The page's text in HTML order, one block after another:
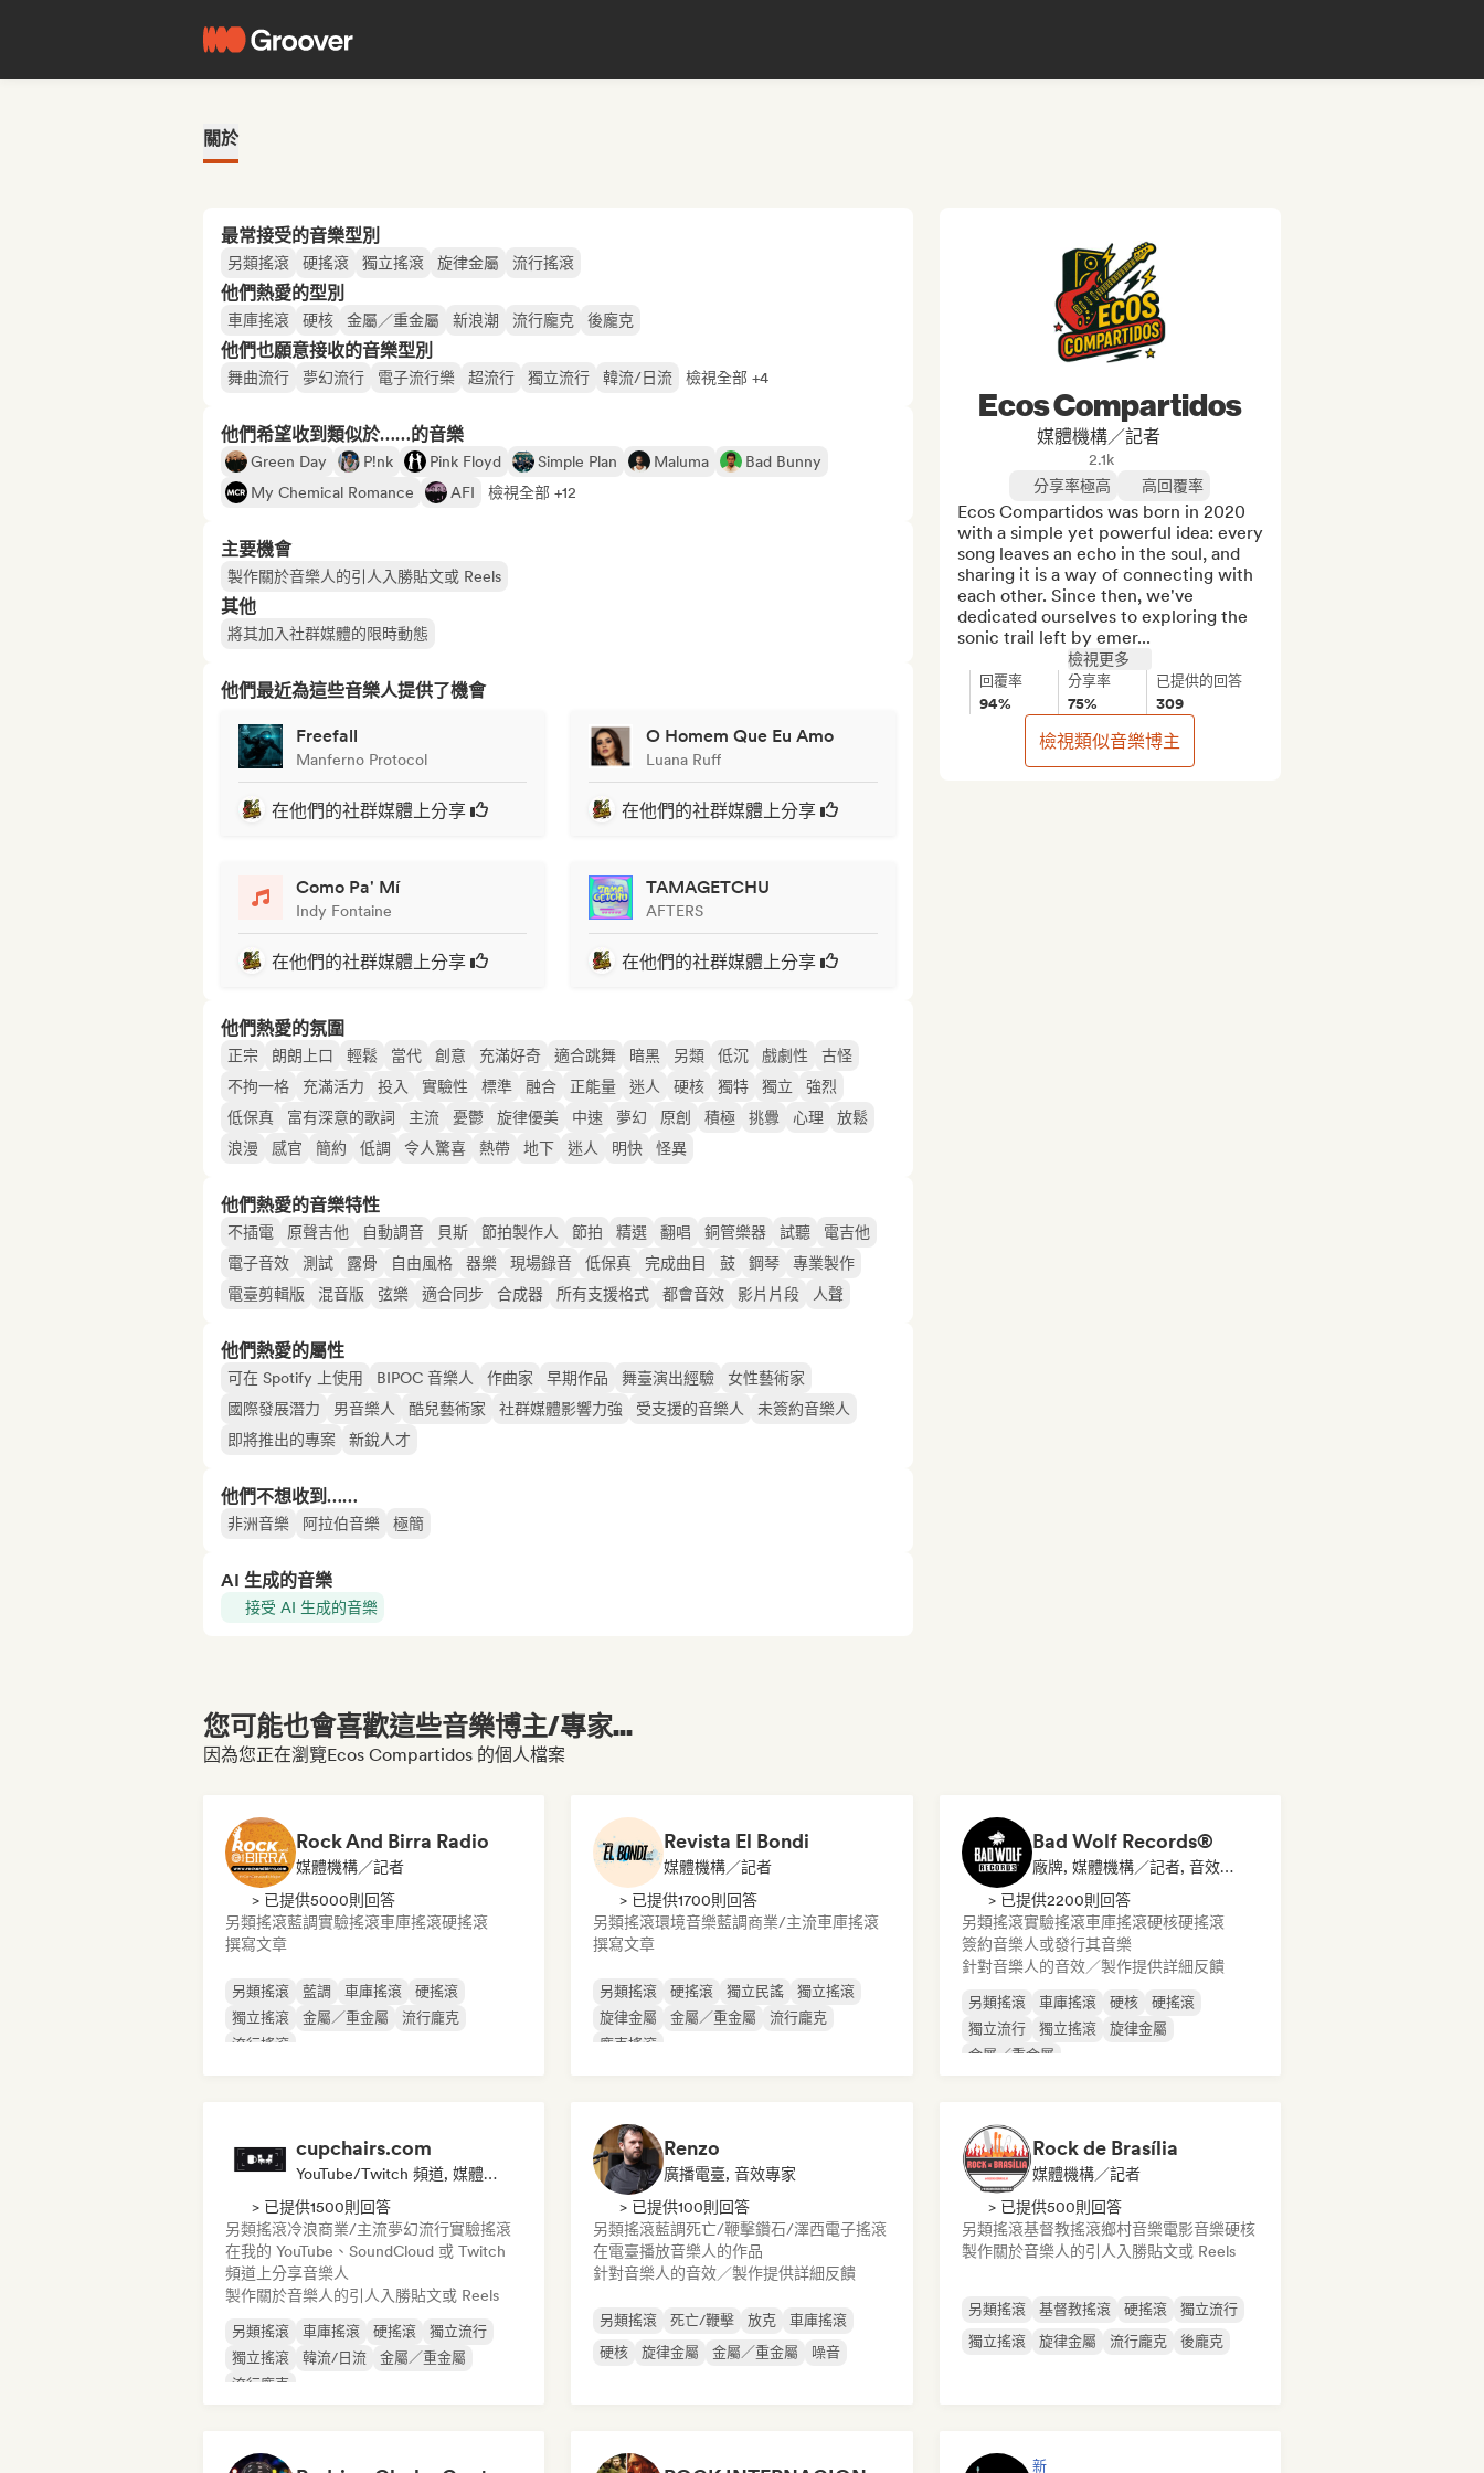
關於
最常接受的音樂型別
另類搖滾 硬搖滾 獨立搖滾 旋律金屬 流行搖滾
他們熱愛的型別
車庫搖滾 硬核 金屬／重金屬 新浪潮 流行龐克 後龐克
他們也願意接收的音樂型別
舞曲流行 夢幻流行 電子流行樂 超流行 獨立流行 韓流/日流 檢視全部 +4
他們希望收到類似於……的音樂
Green Day P!nk Pink Floyd Simple Plan Maluma
Bad Bunny
My Chemical Romance
AFI 檢視全部 +12
主要機會
製作關於音樂人的引人入勝貼文或 Reels
其他
將其加入社群媒體的限時動態
他們最近為這些音樂人提供了機會
Freefall
Manferno Protocol
在他們的社群媒體上分享
O Homem Que Eu Amo
Luana Ruff
在他們的社群媒體上分享
Como Pa' Mí
Indy Fontaine
在他們的社群媒體上分享
TAMAGETCHU
AFTERS
在他們的社群媒體上分享
他們熱愛的氛圍
正宗 朗朗上口 輕鬆 當代 創意 充滿好奇 適合跳舞 暗黑 另類 低沉 戲劇性
古怪
不拘一格
充滿活力 投入 實驗性 標準 融合 正能量 迷人 硬核 獨特 獨立
強烈
低保真
富有深意的歌詞 主流 憂鬱 旋律優美 中速 夢幻 原創 積極 挑釁 心理
放鬆
浪漫
感官 簡約 低調 令人驚喜 熱帶 地下 迷人 明快 怪異
他們熱愛的音樂特性
不插電 原聲吉他 自動調音 貝斯 節拍製作人 節拍 精選 翻唱 銅管樂器 試聽
電吉他
電子音效
測試 露骨 自由風格 器樂 現場錄音 低保真 完成曲目 鼓 鋼琴
專業製作
電臺剪輯版
混音版 弦樂 適合同步 合成器 所有支援格式 都會音效 影片片段 人聲
他們熱愛的屬性
可在 Spotify 上使用 BIPOC 音樂人 作曲家 早期作品 舞臺演出經驗
女性藝術家
國際發展潛力
男音樂人 酷兒藝術家 社群媒體影響力強 受支援的音樂人
未簽約音樂人
即將推出的專案
新銳人才
他們不想收到……
非洲音樂 阿拉伯音樂 極簡
AI 生成的音樂
接受 AI 生成的音樂
Ecos Compartidos
媒體機構／記者
2.1k
分享率極高
高回覆率
Ecos Compartidos was born in 2020
with a simple yet powerful idea: every
song leaves an echo in the soul, and
sharing it is a way of connecting with
each other. Since then, we've
dedicated ourselves to exploring the
sonic trail left by emer...
檢視更多
回覆率
94%
分享率
75%
已提供的回答
309
檢視類似音樂博主
您可能也會喜歡這些音樂博主/專家...
因為您正在瀏覽Ecos Compartidos 的個人檔案
Rock And Birra Radio
媒體機構／記者
> 已提供5000則回答
另類搖滾藍調實驗搖滾車庫搖滾硬搖滾
撰寫文章
另類搖滾 藍調 車庫搖滾
硬搖滾
獨立搖滾
金屬／重金屬
流行龐克
流行搖滾
Revista El Bondi
媒體機構／記者
> 已提供1700則回答
另類搖滾環境音樂藍調商業/主流車庫搖滾
撰寫文章
另類搖滾 硬搖滾 獨立民謠
獨立搖滾
旋律金屬
金屬／重金屬
流行龐克
龐克搖滾
Bad Wolf Records®
廠牌, 媒體機構／記者, 音效專家
> 已提供2200則回答
另類搖滾實驗搖滾車庫搖滾硬核硬搖滾
簽約音樂人或發行其音樂
針對音樂人的音效／製作提供詳細反饋
另類搖滾 車庫搖滾 硬核
硬搖滾
獨立流行
獨立搖滾
旋律金屬
金屬／重金屬
cupchairs.com
YouTube/Twitch 頻道, 媒體機構／記者
> 已提供1500則回答
另類搖滾冷浪商業/主流夢幻流行實驗搖滾
在我的 YouTube、SoundCloud 或 Twitch
頻道上分享音樂人
製作關於音樂人的引人入勝貼文或 Reels
另類搖滾 車庫搖滾 硬搖滾
獨立流行
獨立搖滾
韓流/日流
金屬／重金屬
流行龐克
Renzo
廣播電臺, 音效專家
> 已提供100則回答
另類搖滾藍調死亡/鞭擊鑽石/澤西電子搖滾
在電臺播放音樂人的作品
針對音樂人的音效／製作提供詳細反饋
另類搖滾 死亡/鞭擊 放克
車庫搖滾
硬核
旋律金屬 金屬／重金屬 噪音
Rock de Brasília
媒體機構／記者
> 已提供500則回答
另類搖滾基督教搖滾鄉村音樂電影音樂硬核
製作關於音樂人的引人入勝貼文或 Reels
另類搖滾 基督教搖滾 硬搖滾
獨立流行
獨立搖滾
旋律金屬 流行龐克 後龐克
新